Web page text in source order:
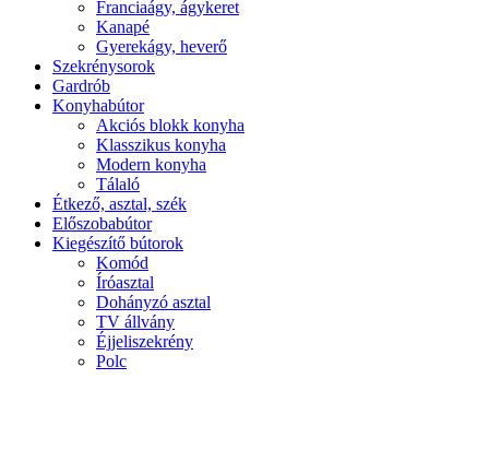
Franciaágy, ágykeret
Kanapé
Gyerekágy, heverő
Szekrénysorok
Gardrób
Konyhabútor
Akciós blokk konyha
Klasszikus konyha
Modern konyha
Tálaló
Étkező, asztal, szék
Előszobabútor
Kiegészítő bútorok
Komód
Íróasztal
Dohányzó asztal
TV állvány
Éjjeliszekrény
Polc